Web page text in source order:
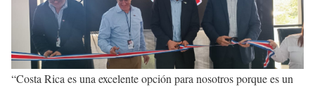
“Costa Rica es una excelente opción para nosotros porque es un